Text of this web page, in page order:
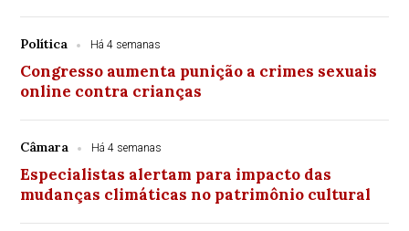
Política Há 4 semanas
Congresso aumenta punição a crimes sexuais
online contra crianças
Câmara Há 4 semanas
Especialistas alertam para impacto das
mudanças climáticas no patrimônio cultural